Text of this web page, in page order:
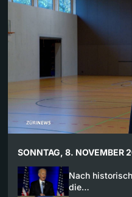
SONNTAG, 8. NOVEMBER
Nach
die…